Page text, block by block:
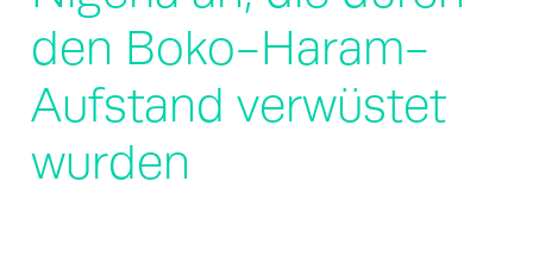
den Boko-Haram-
Aufstand verwüstet
wurden